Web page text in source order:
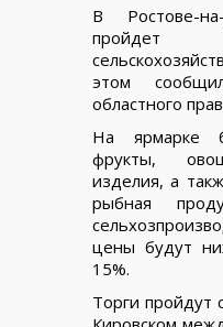
В Ростове-
пройдет
этом
областного
На ярмарке
фрукты,
изделия, а
рыбная
цены будут
15%.
Торги пройдут